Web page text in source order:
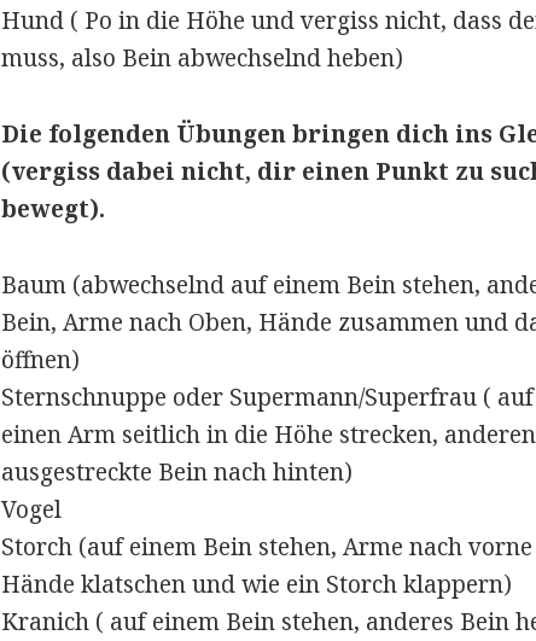
Hund ( Po in die Höhe und vergiss nicht, dass
muss, also Bein abwechselnd heben)
Die folgenden Übungen bringen dich ins
(vergiss dabei nicht, dir einen Punkt zu
bewegt).
Baum (abwechselnd auf einem Bein stehen,
Bein, Arme nach Oben, Hände zusammen und
öffnen)
Sternschnuppe oder Supermann/Superfrau (
einen Arm seitlich in die Höhe strecken,
ausgestreckte Bein nach hinten)
Vogel
Storch (auf einem Bein stehen, Arme nach
Hände klatschen und wie ein Storch klappern)
Kranich ( auf einem Bein stehen, anderes Bein